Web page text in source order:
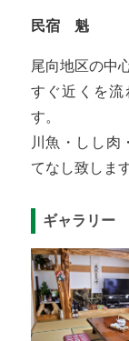
民宿 魁
尾向地区の中
すぐ近くを
す。
川魚・しし肉
てなし致します
ギャラリー